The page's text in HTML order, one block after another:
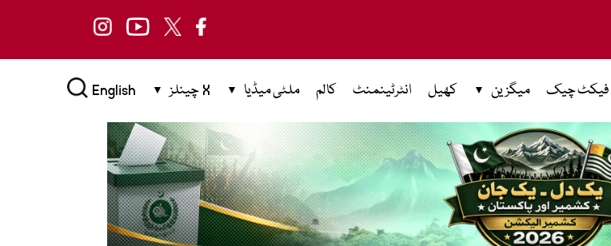
فیکٹ چیک میگزین کھیل انٹرٹینمنٹ کالم ملٹی میڈیا X چینلز English